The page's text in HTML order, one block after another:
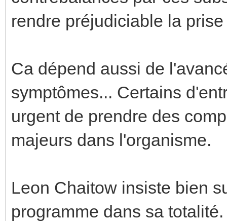
rendre préjudiciable la
Ca dépend aussi de
symptômes... Certains
urgent de prendre des
majeurs dans l'organisme.
Leon Chaitow insiste bien
programme dans sa